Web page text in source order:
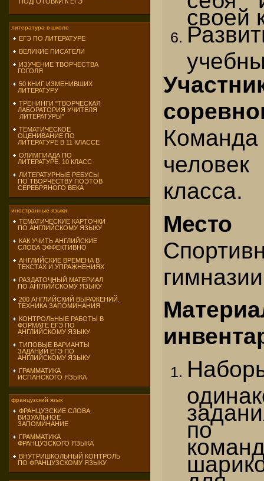
литература в школе
ЕГЭ ПО ЛИТЕРАТУРЕ
ВЕЛИКИЕ ПИСАТЕЛИ
ИЗУЧЕНИЕ ТВОРЧЕСТВА
ГОГОЛЯ
50 КНИГ ИЗМЕНИВШИХ
ЛИТЕРАТУРУ
ТРЕНИНГИ "ТВОРЧЕСКАЯ
ЛАБОРАТОРИЯ УЧИТЕЛЯ
ЛИТЕРАТУРЫ"
ТЕМАТИЧЕСКОЕ
ОЦЕНИВАНИЕ ПО
ЛИТЕРАТУРЕ В 11 КЛАССЕ
ОЛИМПИАДА ПО
ЛИТЕРАТУРЕ. 10 КЛАСС
ЛИТЕРАТУРНЫЕ РЕБУСЫ
ПО ТВОРЧЕСТВУ ПОЭТОВ
СЕРЕБРЯНОГО ВЕКА
иностранные языки
ТЕМАТИЧЕСКИЕ КАРТОЧКИ
ПО АНГЛИЙСКОМУ ЯЗЫКУ
КАК УЧИТЬ АНГЛИЙСКИЕ
СЛОВА ЭФФЕКТИВНО
АНГЛИЙСКИЕ ВРЕМЕНА В
ТЕКСТАХ И УПРАЖНЕНИЯХ
РАЗДАТОЧНЫЙ МАТЕРИАЛ
ПО АНГЛИЙСКОМУ ЯЗЫКУ
200 АНГЛИЙСКИЙ ВЫРАЖЕНИЙ.
ТЕХНИКА ЗАПОМИНАНИЯ
КОНТРОЛЬНЫЕ РАБОТЫ В
ФОРМАТЕ ЕГЭ ПО
АНГЛИЙСКОМУ ЯЗЫКУ
ТИПОВЫЕ ВАРИАНТЫ
ЗАДАНИЙ ЕГЭ ПО
АНГЛИЙСКОМУ ЯЗЫКУ
ГРАММАТИКА
ИСПАНСКОГО ЯЗЫКА
французский язык
ФРАНЦУЗСКИЕ СЛОВА.
ВИЗУАЛЬНОЕ
ЗАПОМИНАНИЕ
ГРАММАТИКА
ФРАНЦУЗСКОГО ЯЗЫКА
ВНУТРИШКОЛЬНЫЙ КОНТРОЛЬ
ПО ФРАНЦУЗСКОМУ ЯЗЫКУ
своей
класса.
Место
по
для